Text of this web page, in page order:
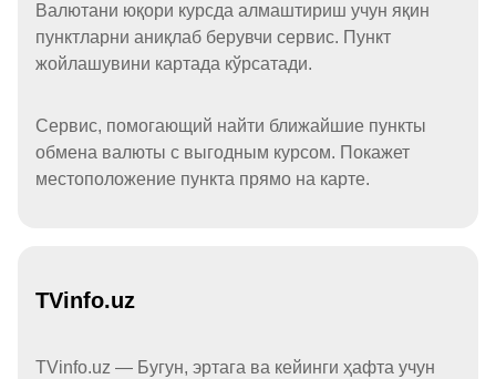
Валютани юқори курсда алмаштириш учун яқин
пунктларни аниқлаб берувчи сервис. Пункт
жойлашувини картада кўрсатади.
Сервис, помогающий найти ближайшие пункты
обмена валюты с выгодным курсом. Покажет
местоположение пункта прямо на карте.
TVinfo.uz
TVinfo.uz — Бугун, эртага ва кейинги ҳафта учун